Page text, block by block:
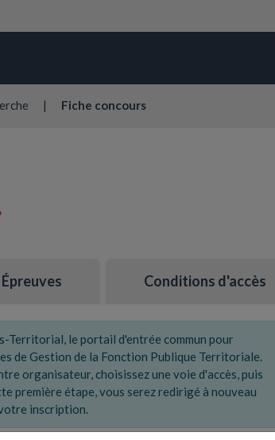
| Fiche concours
Épreuves Conditions d'accès
Territorial, le portail d'entrée commun pour
de Gestion de la Fonction Publique Territoriale.
organisateur, choisissez une voie d'accès, puis
première étape, vous serez redirigé à nouveau
inscription.